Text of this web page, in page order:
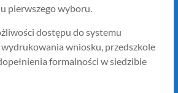
pierwszego wyboru.
dostępu do systemu
wniosku, przedszkole
formalności w siedzibie